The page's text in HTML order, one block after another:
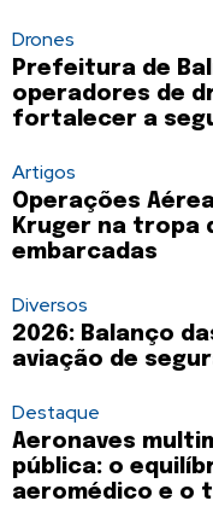
Drones
Prefeitura de
operadores de
fortalecer a
Artigos
Operações
Kruger na tropa
embarcadas
Diversos
2026: Balanço
aviação de
Destaque
Aeronaves
pública: o
aeromédico e o